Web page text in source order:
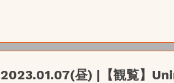
2023.01.07(昼) |【観覧】